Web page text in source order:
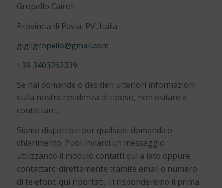
Gropello Cairoli
Provincia di Pavia, PV, Italia
gigligropello@gmail.com
+39 3403262339
Se hai domande o desideri ulteriori informazioni
sulla nostra residenza di riposo, non esitare a
contattarci.
Siamo disponibili per qualsiasi domanda o
chiarimento. Puoi inviarci un messaggio
utilizzando il modulo contatti qui a lato oppure
contattarci direttamente tramite email o numero
di telefono qui riportati. Ti risponderemo il prima